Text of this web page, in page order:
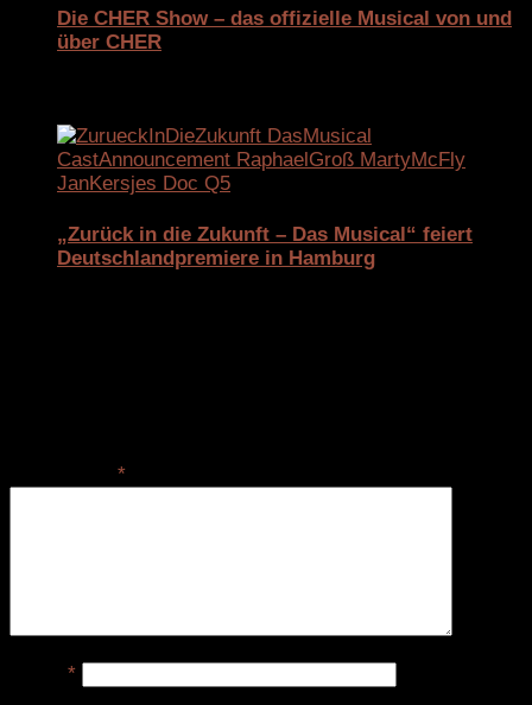
Die CHER Show – das offizielle Musical von und
über CHER
„Zurück in die Zukunft – Das Musical“ feiert
Deutschlandpremiere in Hamburg
*
*